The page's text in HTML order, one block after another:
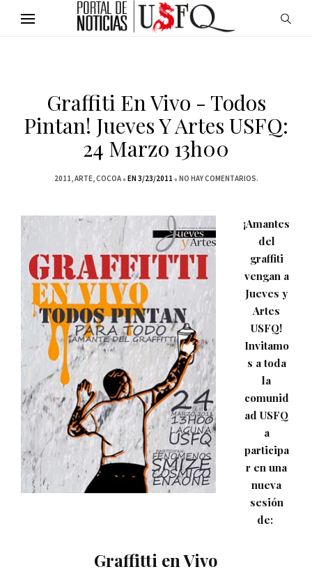
Graffiti En Vivo - Todos
Pintan! Jueves Y Artes USFQ:
24 Marzo 13h00
2011 ARTE COCOA EN 3/23/2011 NO HAY COMENTARIOS.
¡Amantes
del
graffiti
vengan a
Jueves y
Artes
USFQ!
Invitamo
s a toda
la
comunid
ad USFQ
a
participa
r en una
nueva
sesión
de:
Graffitti en Vivo